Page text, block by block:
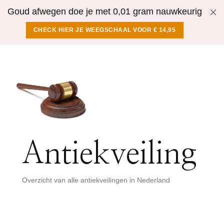
Goud afwegen doe je met 0,01 gram nauwkeurig
CHECK HIER JE WEEGSCHAAL VOOR € 14,95
Antiekveiling
Overzicht van alle antiekveilingen in Nederland